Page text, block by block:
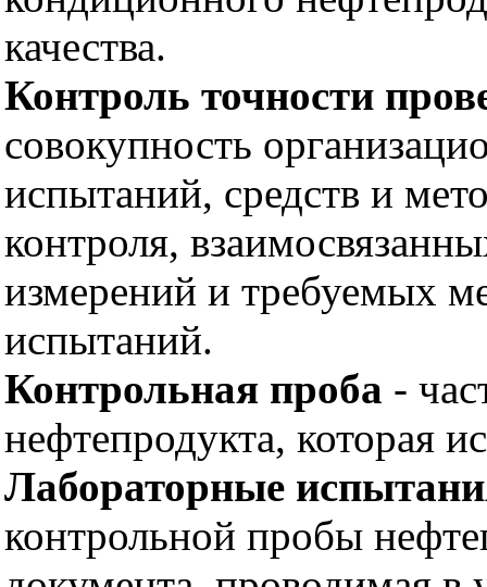
качества.
Контроль точности
совокупность
испытаний, средств и
контроля,
измерений и требуемых
испытаний.
Контрольная проба -
нефтепродукта, которая
Лабораторные
контрольной пробы